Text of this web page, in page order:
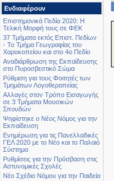
Ενδιαφέρουν
Επιστημονικά Πεδία 2020: Η
Τελική Μορφή τους σε ΦΕΚ
37 Τμήματα εκτός Επιστ. Πεδίων
- Το Τμήμα Γεωγραφίας του
Χαροκοπείου και στο 4ο Πεδίο
Αναδιάρθρωση της Εκπαίδευσης
στο Πυροσβεστικό Σώμα
Ρύθμιση για τους Φοιτητές των
Τμημάτων Λογοθεραπείας
Αλλαγές στον Τρόπο Εισαγωγής
σε 3 Τμήματα Μουσικών
Σπουδών
Ψηφίστηκε ο Νέος Νόμος για την
Εκπαίδευση
Ενημέρωση για τις Πανελλαδικές
ΓΕΛ 2020 με το Νέο και το Παλαιό
Σύστημα
Ρυθμίσεις για την Πρόσβαση στις
Αστυνομικές Σχολές
Νέο Σχέδιο Νόμου για την Παιδεία